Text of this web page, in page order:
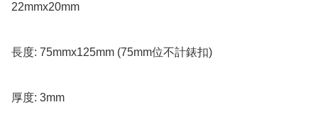
22mmx20mm
長度: 75mmx125mm (75mm位不計錶扣)
厚度: 3mm